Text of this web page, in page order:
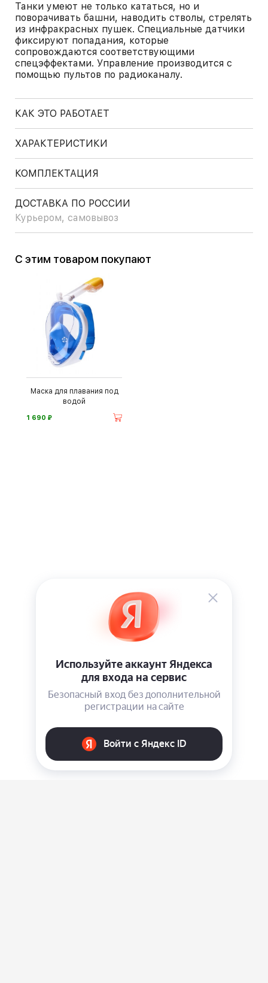
Танки умеют не только кататься, но и
поворачивать башни, наводить стволы, стрелять
из инфракрасных пушек. Специальные датчики
фиксируют попадания, которые
сопровождаются соответствующими
спецэффектами. Управление производится с
помощью пультов по радиоканалу.
КАК ЭТО РАБОТАЕТ
ХАРАКТЕРИСТИКИ
КОМПЛЕКТАЦИЯ
ДОСТАВКА ПО РОССИИ
Курьером, самовывоз
С этим товаром покупают
Маска для плавания под
водой
1 690 ⃏